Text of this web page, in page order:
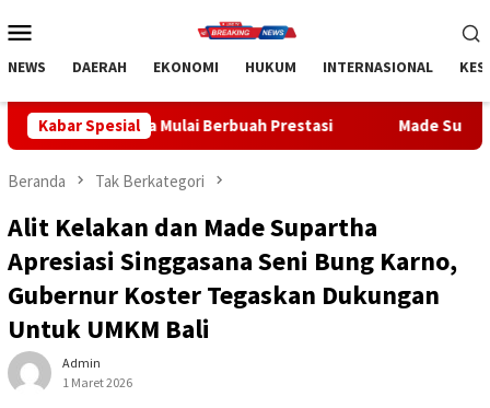
ke
Mobile
NEWS DAERAH EKONOMI HUKUM INTERNASIONAL
Kabar Spesial
Berbuah Prestasi Made Supartha Bawa Energi Baru
Beranda Tak Berkategori
Alit Kelakan dan Made Supartha
Apresiasi Singgasana Seni Bung Karno,
Gubernur Koster Tegaskan Dukungan
Untuk UMKM Bali
Admin
1 Maret 2026